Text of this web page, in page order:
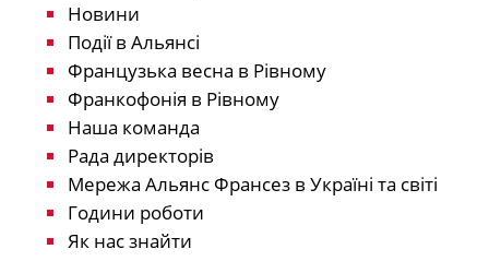
Новини
Події в Альянсі
Французька весна в Рівному
Франкофонія в Рівному
Наша команда
Рада директорів
Мережа Альянс Франсез в Україні та світі
Години роботи
Як нас знайти